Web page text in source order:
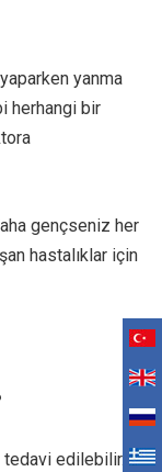
yaparken yanma
herhangi bir
gençseniz her
hastalıklar için
tedavi edilebilir.